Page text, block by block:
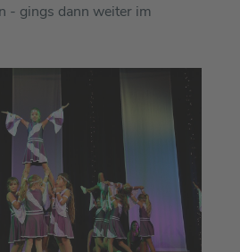
- gings dann weiter im